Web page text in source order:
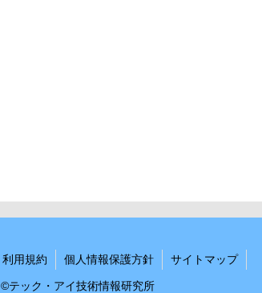
利用規約 個人情報保護方針 サイトマップ
©テック・アイ技術情報研究所